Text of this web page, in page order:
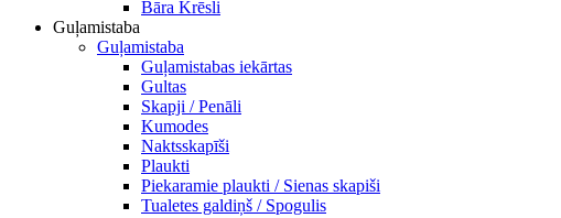
Bāra Krēsli
Guļamistaba
Guļamistaba
Guļamistabas iekārtas
Gultas
Skapji / Penāli
Kumodes
Naktsskapīši
Plaukti
Piekaramie plaukti / Sienas skapiši
Tualetes galdiņš / Spogulis